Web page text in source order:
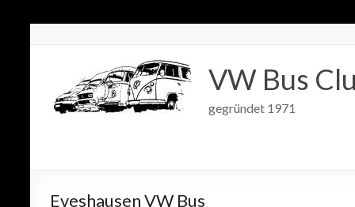
VW Bus
gegründet 1971
Eveshausen VW Bus